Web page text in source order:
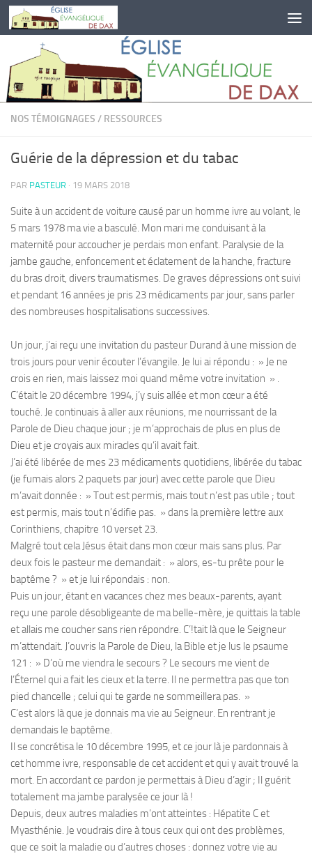
Skip to content
NOS TÉMOIGNAGES / RESSOURCES
Guérie de la dépression et du tabac
PAR PASTEUR · 19 MARS 2018
Suite à un accident de voiture causé par un homme ivre au volant, le
5 mars 1978 ma vie a basculé. Mon mari me conduisant à la
maternité pour accoucher je perdais mon enfant. Paralysie de la
jambe gauche, enfoncement et éclatement de la hanche, fracture
du bras droit, divers traumatismes. De graves dépressions ont suivi
et pendant 16 années je pris 23 médicaments par jour, sans parler
des nombreuses hospitalisations successives.
Un jour, j’ai reçu une invitation du pasteur Durand à une mission de
trois jours pour venir écouter l’évangile. Je lui ai répondu : » Je ne
crois en rien, mais laissez moi quand même votre invitation » .
C’était le 20 décembre 1994, j’y suis allée et mon cœur a été
touché. Je continuais à aller aux réunions, me nourrissant de la
Parole de Dieu chaque jour ; je m’approchais de plus en plus de
Dieu et je croyais aux miracles qu’il avait fait.
J’ai été libérée de mes 23 médicaments quotidiens, libérée du tabac
(je fumais alors 2 paquets par jour) avec cette parole que Dieu
m’avait donnée : » Tout est permis, mais tout n’est pas utile ; tout
est permis, mais tout n’édifie pas. » dans la première lettre aux
Corinthiens, chapitre 10 verset 23.
Malgré tout cela Jésus était dans mon cœur mais sans plus. Par
deux fois le pasteur me demandait : » alors, es-tu prête pour le
baptême ? » et je lui répondais : non.
Puis un jour, étant en vacances chez mes beaux-parents, ayant
reçu une parole désobligeante de ma belle-mère, je quittais la table
et allais me coucher sans rien répondre. C’!tait là que le Seigneur
m’attendait. J’ouvris la Parole de Dieu, la Bible et je lus le psaume
121 : » D’où me viendra le secours ? Le secours me vient de
l’Éternel qui a fait les cieux et la terre. Il ne permettra pas que ton
pied chancelle ; celui qui te garde ne sommeillera pas. »
C’est alors là que je donnais ma vie au Seigneur. En rentrant je
demandais le baptême.
Il se concrétisa le 10 décembre 1995, et ce jour là je pardonnais à
cet homme ivre, responsable de cet accident et qui y avait trouvé la
mort. En accordant ce pardon je permettais à Dieu d’agir ; Il guérit
totalement ma jambe paralysée ce jour là !
Depuis, deux autres maladies m’ont atteintes : Hépatite C et
Myasthénie. Je voudrais dire à tous ceux qui ont des problèmes,
que ce soit la maladie ou d’autres choses : donnez votre vie au